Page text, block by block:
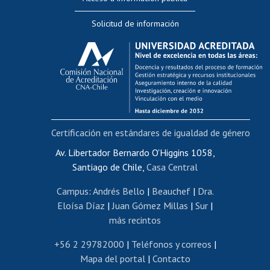
Evaluación docente
Calificación académica
Postulación al AUCAI
Funcionarias/os
Cursos internos de capacitación
Bienestar del personal
Portal de movilidad interna
Certificado de renta
Certificado de renta honorarios
Editar páginas blancas
Extranjeras/os
Revalidación y reconocimiento de títulos
Postulación al Programa de Movilidad Estudiantil
Solicitud de información
Av. Libertador Bernardo O'Higgins 1058,
Santiago de Chile, Casa Central
Campus: Andrés Bello | Beauchef| Dra.
Eloísa Díaz |Juan Gómez Millas | Sur |
más recintos
+56 2 29782000 | Teléfonos y correos |
Mapa del portal| Contacto
Certificación en estándares de igualdad de género